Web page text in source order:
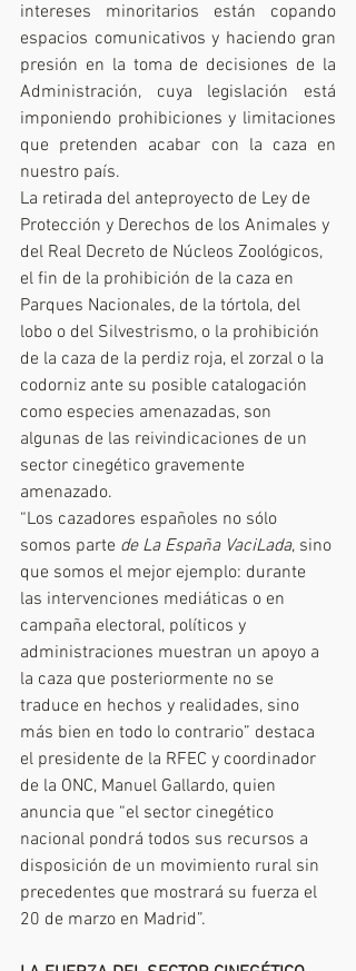
intereses minoritarios están copando
espacios comunicativos y haciendo gran
presión en la toma de decisiones de la
Administración, cuya legislación está
imponiendo prohibiciones y limitaciones
que pretenden acabar con la caza en
nuestro país.
La retirada del anteproyecto de Ley de
Protección y Derechos de los Animales y
del Real Decreto de Núcleos Zoológicos,
el fin de la prohibición de la caza en
Parques Nacionales, de la tórtola, del
lobo o del Silvestrismo, o la prohibición
de la caza de la perdiz roja, el zorzal o la
codorniz ante su posible catalogación
como especies amenazadas, son
algunas de las reivindicaciones de un
sector cinegético gravemente
amenazado.
“Los cazadores españoles no sólo
somos parte de La España VaciLada, sino
que somos el mejor ejemplo: durante
las intervenciones mediáticas o en
campaña electoral, políticos y
administraciones muestran un apoyo a
la caza que posteriormente no se
traduce en hechos y realidades, sino
más bien en todo lo contrario” destaca
el presidente de la RFEC y coordinador
de la ONC, Manuel Gallardo, quien
anuncia que “el sector cinegético
nacional pondrá todos sus recursos a
disposición de un movimiento rural sin
precedentes que mostrará su fuerza el
20 de marzo en Madrid”.